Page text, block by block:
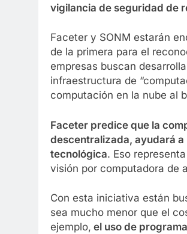
vigilancia de seguridad de
Faceter y SONM estarán
de la primera para el
empresas buscan
infraestructura de
computación en la nube al
Faceter predice que la
descentralizada, ayudará
tecnológica. Eso
visión por computadora de
Con esta iniciativa están
sea mucho menor que el
ejemplo, el uso de